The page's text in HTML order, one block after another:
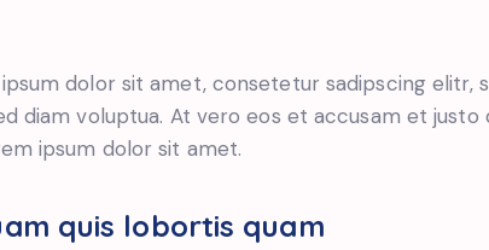
dolor sit amet, consetetur sadipscing
diam voluptua. At vero eos et accusam et
ipsum dolor sit amet.
quis lobortis quam